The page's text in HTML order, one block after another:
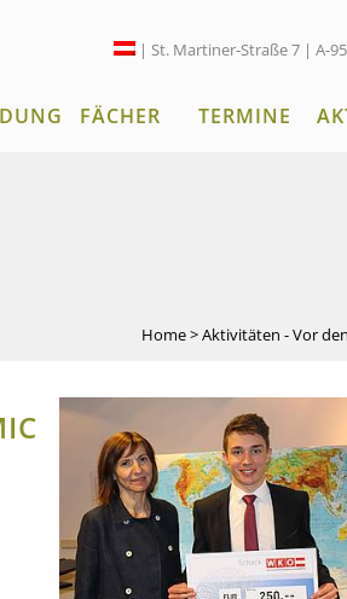
| St. Martiner-Straße 7 | A-
FÄCHER TERMINE
Home>Aktivitäten - Vor